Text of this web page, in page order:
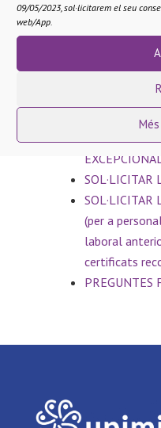
09/05/2023, sol·licitarem el seu
web/App.
requerida, i té com a
completar la seva
i la qualitat de
SOL·LICITAR
SOL·LICITAR
SOL·LICITAR
(per a
laboral
certificats
PREGUNTES